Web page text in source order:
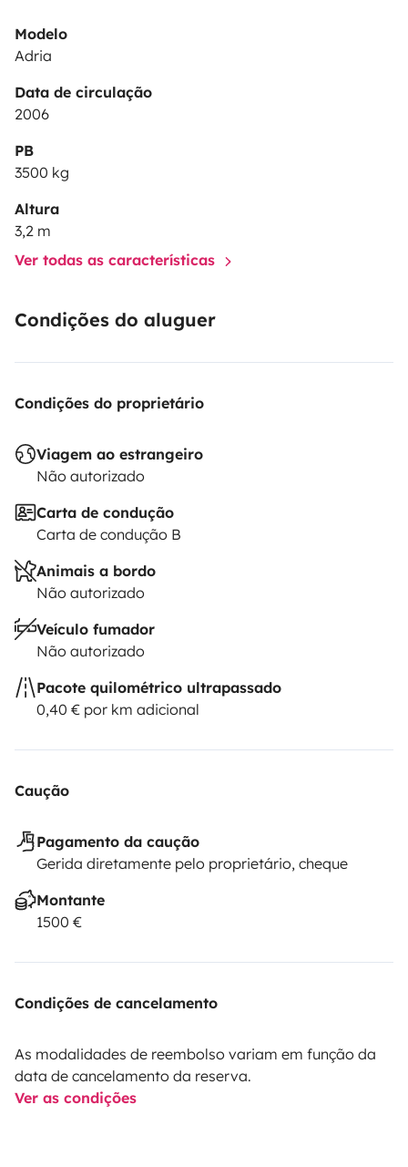
Modelo
Adria
Data de circulação
2006
PB
3500 kg
Altura
3,2 m
Ver todas as características
Condições do aluguer
Condições do proprietário
Viagem ao estrangeiro
Não autorizado
Carta de condução
Carta de condução B
Animais a bordo
Não autorizado
Veículo fumador
Não autorizado
Pacote quilométrico ultrapassado
0,40 € por km adicional
Caução
Pagamento da caução
Gerida diretamente pelo proprietário, cheque
Montante
1500 €
Condições de cancelamento
As modalidades de reembolso variam em função da
data de cancelamento da reserva.
Ver as condições